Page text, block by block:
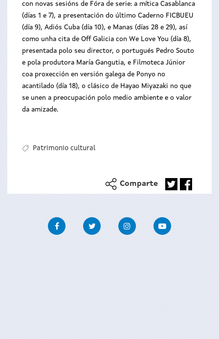
con novas sesións de Fóra de serie: a mítica Casablanca
(días 1 e 7), a presentación do último Caderno FICBUEU
(día 9), Adiós Cuba (día 10), e Manas (días 28 e 29), así
como unha cita de Off Galicia con We Love You (día 8),
presentada polo seu director, o portugués Pedro Souto
e pola produtora María Gangutia, e Filmoteca Júnior
coa proxección en versión galega de Ponyo no
acantilado (día 18), o clásico de Hayao Miyazaki no que
se unen a preocupación polo medio ambiente e o valor
da amizade.
Patrimonio cultural
Comparte
FacebookTwitter InstagramYoutube